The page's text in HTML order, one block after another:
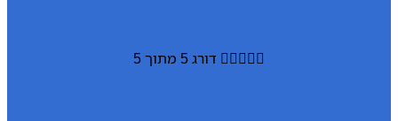
 דורג 5 מתוך 5